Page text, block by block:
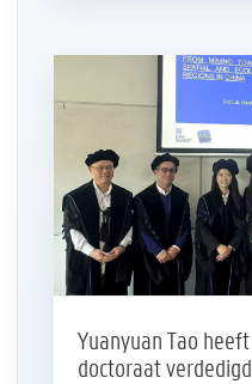
Yuanyuan Tao
doctoraat